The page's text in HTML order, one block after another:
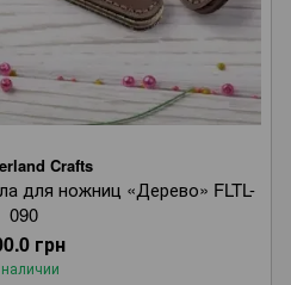
Crafts
для ножниц «Дерево» FLTL-
090
грн